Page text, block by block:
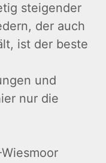
steigender
der auch
ist der beste
und
nur die